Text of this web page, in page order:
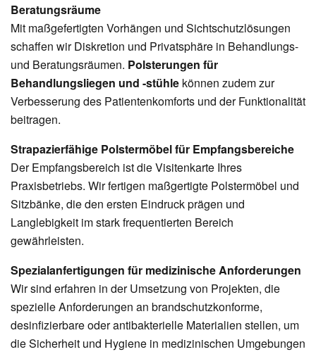
Beratungsräume
Mit maßgefertigten Vorhängen und Sichtschutzlösungen
schaffen wir Diskretion und Privatsphäre in Behandlungs-
und Beratungsräumen. Polsterungen für
Behandlungsliegen und -stühle können zudem zur
Verbesserung des Patientenkomforts und der Funktionalität
beitragen.
Strapazierfähige Polstermöbel für Empfangsbereiche
Der Empfangsbereich ist die Visitenkarte Ihres
Praxisbetriebs. Wir fertigen maßgertigte Polstermöbel und
Sitzbänke, die den ersten Eindruck prägen und
Langlebigkeit im stark frequentierten Bereich
gewährleisten.
Spezialanfertigungen für medizinische Anforderungen
Wir sind erfahren in der Umsetzung von Projekten, die
spezielle Anforderungen an brandschutzkonforme,
desinfizierbare oder antibakterielle Materialien stellen, um
die Sicherheit und Hygiene in medizinischen Umgebungen